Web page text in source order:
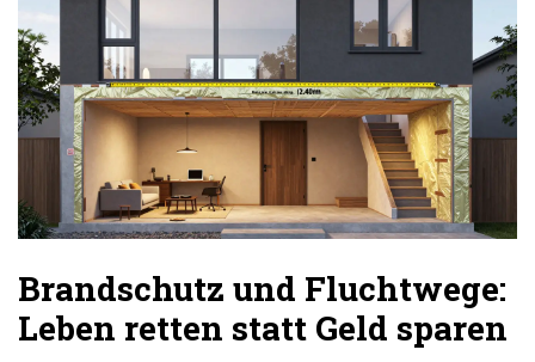
Brandschutz und Fluchtwege:
Leben retten statt Geld sparen